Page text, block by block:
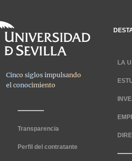
Transparencia
Perfil del contratante
LA